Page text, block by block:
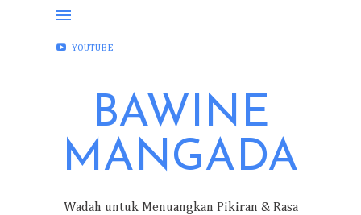
FACEBOOK
YOUTUBE
BAWINE
MANGADA
Wadah untuk Menuangkan Pikiran & Rasa